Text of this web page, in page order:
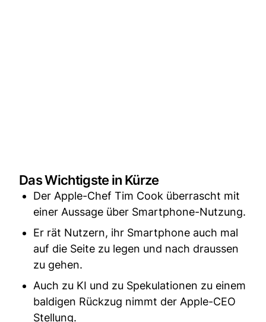
Das Wichtigste in Kürze
Der Apple-Chef Tim Cook überrascht mit
einer Aussage über Smartphone-Nutzung.
Er rät Nutzern, ihr Smartphone auch mal
auf die Seite zu legen und nach draussen
zu gehen.
Auch zu KI und zu Spekulationen zu einem
baldigen Rückzug nimmt der Apple-CEO
Stellung.